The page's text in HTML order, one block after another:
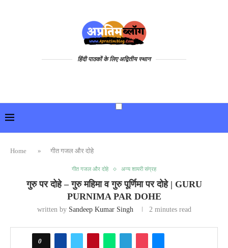
हिंदी पाठकों के लिए अद्वितीय स्थान
Home » गीत गजल और दोहे
गीत गजल और दोहे अन्य शायरी संग्रह
गुरु पर दोहे – गुरु महिमा व गुरु पूर्णिमा पर दोहे | GURU
PURNIMA PAR DOHE
written by Sandeep Kumar Singh 2 minutes read
0